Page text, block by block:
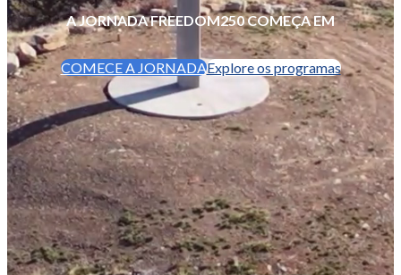
A JORNADA FREEDOM250 COMEÇA EM
COMECE A JORNADAExplore os programas